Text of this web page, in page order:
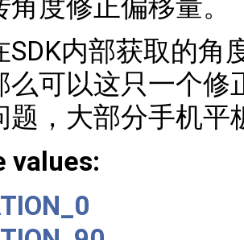
度修正偏移量。
SDK内部获取的角
么可以这只一个
题，大部分手机平
values: